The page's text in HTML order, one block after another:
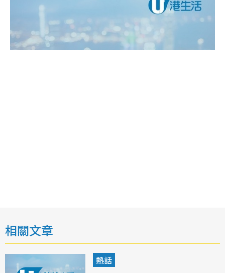
相關文章
熱話